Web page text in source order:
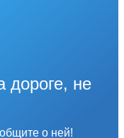
дороге, не
о ней!